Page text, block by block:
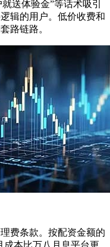
送体验金”等话术吸引
辑的用户。低价收费和
路链路。
费条款。按配资金额的
成本比万八月息平台更